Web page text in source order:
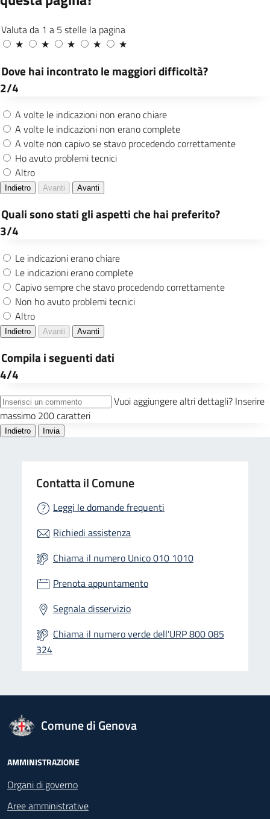
Contatta il Comune
Leggi le domande frequenti
Richiedi assistenza
Chiama il numero Unico 010 1010
Prenota appuntamento
Segnala disservizio
Chiama il numero verde dell'URP 800 085
324
logo Unione Europea
Comune di Genova
Footer - Navigazione
AMMINISTRAZIONE
Organi di governo
Aree amministrative